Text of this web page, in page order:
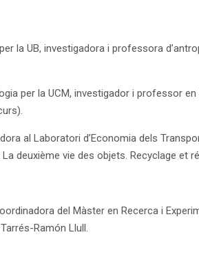
la UB, investigadora i professora
per la UCM, investigador i professor
al Laboratori d’Economia dels
La deuxième vie des objets. Recyclage
del Màster en Recerca i
Ramón Llull.